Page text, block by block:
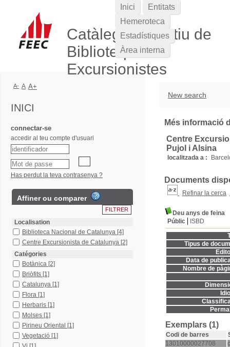
Catàleg Col·lectiu de
Biblioteques
Excursionistes
New search
Més informació
Centre
Pujol i Alsina
localitzada a :
Documents
Refinar la cerca
Deu anys de feina
Públic
ISBD
Tipus de
Data de
Nombre de
Exemplars (1)
Codi de barres
13010000027708
Inici
Entitats
Hemeroteca
Estadístiques
Àrea interna
A- A A+
INICI
connectar-se
accedir al teu compte d'usuari
Has perdut la teva contrasenya ?
Affiner ou comparer
Localisation
Biblioteca Nacional de Catalunya [4]
Centre Excursionista de Catalunya [2]
Catégories
Botànica [2]
Briòfits [1]
Catalunya [1]
Flora [1]
Herbaris [1]
Molses [1]
Pirineu Oriental [1]
Vegetació [1]